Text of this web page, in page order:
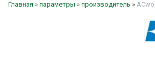
Главная » параметры » производитель »